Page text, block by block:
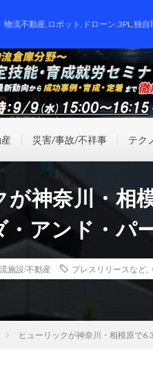
物流不動産,ロボット,ドローン,3PL,独
災害/事故/不祥事 テク
が神奈川・相
・アンド・パ
施設/不動産 プレスリリースなど
ヒューリックが神奈川・相模原で